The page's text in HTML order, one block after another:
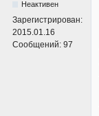
Неактивен
Зарегистрирован:
2015.01.16
Сообщений: 97